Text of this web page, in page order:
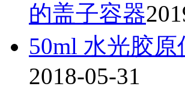
的盖子容器
50ml 水光胶
2018-05-31